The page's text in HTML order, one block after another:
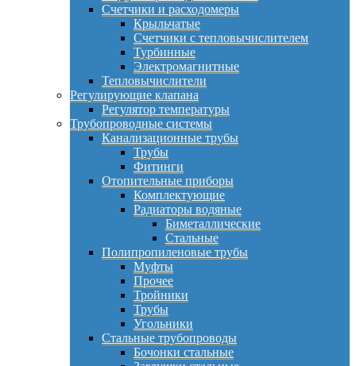
Счетчики и расходомеры
Крыльчатые
Счетчики с тепловычислителем
Турбинные
Электромагнитные
Тепловычислители
Регулирующие клапана
Регулятор температуры
Трубопроводные системы
Канализационные трубы
Трубы
Фитинги
Отопительные приборы
Комплектующие
Радиаторы водяные
Биметаллические
Стальные
Полипропиленовые трубы
Муфты
Прочее
Тройники
Трубы
Угольники
Стальные трубопроводы
Бочонки стальные